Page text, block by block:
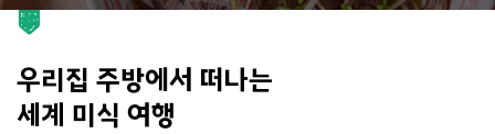
우리집 주방에서 떠나는
세계 미식 여행